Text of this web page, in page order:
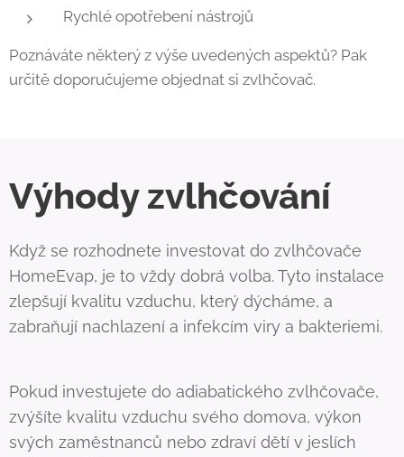
Rychlé opotřebení nástrojů
Poznáváte některý z výše uvedených aspektů? Pak
určitě doporučujeme objednat si zvlhčovač.
Výhody zvlhčování
Když se rozhodnete investovat do zvlhčovače
HomeEvap, je to vždy dobrá volba. Tyto instalace
zlepšují kvalitu vzduchu, který dýcháme, a
zabraňují nachlazení a infekcím viry a bakteriemi.
Pokud investujete do adiabatického zvlhčovače,
zvýšíte kvalitu vzduchu svého domova, výkon
svých zaměstnanců nebo zdraví dětí v jeslích